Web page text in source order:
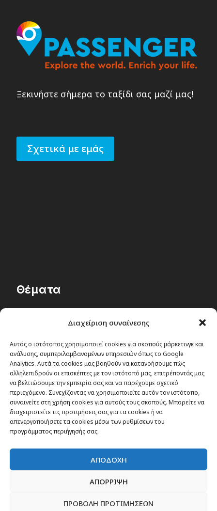
Διαχείριση συναίνεσης
Αυτός ο ιστότοπος χρησιμοποιεί cookies για σκοπούς μάρκετινγκ και
ανάλυσης, συμπεριλαμβανομένων υπηρεσιών όπως το Google
Analytics. Αυτά τα cookies μας βοηθούν να κατανοήσουμε πώς
αλληλεπιδρούν οι επισκέπτες με τον ιστότοπό μας, επιτρέποντάς μας
να βελτιώσουμε την εμπειρία σας και να παρέχουμε σχετικό
περιεχόμενο. Συνεχίζοντας να χρησιμοποιείτε αυτόν τον ιστότοπο,
συναινείτε στη χρήση cookies για αυτούς τους σκοπούς. Μπορείτε να
διαχειριστείτε τις προτιμήσεις σας για τα cookies ή να
απενεργοποιήσετε τα cookies μέσω των ρυθμίσεων του
προγράμματος περιήγησής σας.
ΑΠΟΔΟΧΗ
ΑΠΟΡΡΙΨΗ
ΠΡΟΒΟΛΗ ΠΡΟΤΙΜΗΣΕΩΝ
Ξεκινήστε σήμερα το ταξίδι σας μαζί μας!
Σχετικά με εμάς
Θέματα
Passenger στον κόσμο
TRAVEL NEWS
Οργάνωσε το ταξίδι σου
CITY and CULTURE
Newsletter